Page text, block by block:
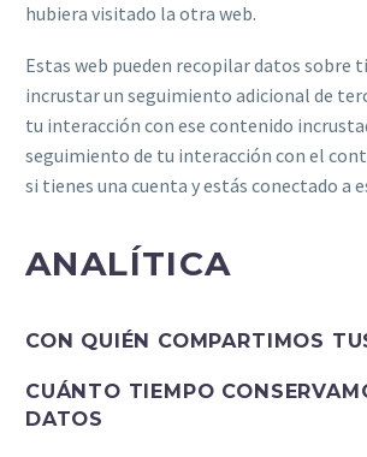
hubiera visitado la otra web.
Estas web pueden recopilar datos sobre
incrustar un seguimiento adicional de
tu interacción con ese contenido
seguimiento de tu interacción con el
si tienes una cuenta y estás conectado a
ANALÍTICA
CON QUIÉN COMPARTIMOS
CUÁNTO TIEMPO
DATOS